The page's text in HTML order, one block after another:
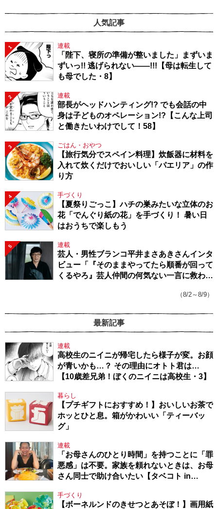
人気記事
1 連載
「陛下、寝所の準備が整いました」まずいま
ずいっ!! 逃げられない――!!!【母は転生して
も母でした・8】
2 連載
部長がヘッドハンティング!? でも会話の中
身は子どものオペレーション!?【こんな上司
と働きたいわけでして！58】
3 ごはん・おやつ
【旅行気分でスペイン料理】炊飯器に材料を
入れて炊くだけでおいしい「パエリア」の作
り方
4 手づくり
【夏祭りごっこ】ハチの巣みたいな立体のお
花「でんぐり紙の花」を手づくり！ 暑い日
はおうちで楽しもう
5 連載
芸人・男性ブランコ平井まさあきさんインタ
ビュー「『そのままやってたら順番が回って
くるやろ』芸人仲間の何気ない一言に救われ
（8/2～8/9）
最新記事
連載
高校生のニイニが帰宅したら様子が変。お顔
が青いかも…？ その理由にオトト君は…
【10歳差兄弟！ぼくのニイニは高校生・3】
暮らし
【プチギフトにおすすめ！】おいしいお茶で
ホッとひと息。箱がかわいい「ティーバッ
グ」
連載
「お母さんのひとり時間」を持つことに「罪
悪感」は不要。家族を頼れないときは、お母
さん同士で助け合いたい【タベコト in
手づくり
【ボーネルンドのきせつとあそぼ！】画用紙